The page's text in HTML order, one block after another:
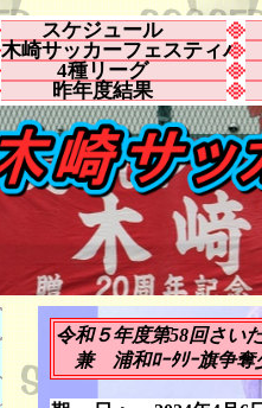
スケジュール
木崎サッカーフェスティバル
4種リーグ
昨年度結果
令和５年度第58回さい
兼 浦和ﾛｰﾀﾘｰ旗争奪